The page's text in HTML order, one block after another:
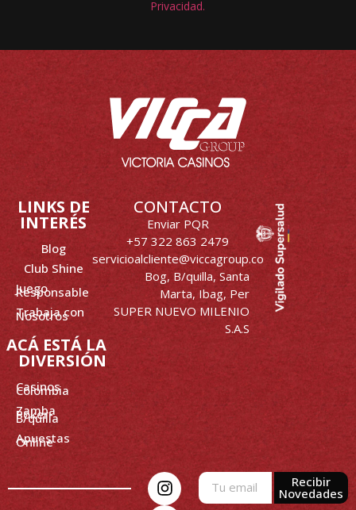
Privacidad.
LINKS DE
INTERÉS
Blog
Club Shine
Juego
Responsable
Trabaja con
Nosotros
ACÁ ESTÁ LA
DIVERSIÓN
Casinos
Colombia
Zamba
Poker-
B/quilla
Apuestas
Online
CONTACTO
Enviar PQR
+57 322 863 2479
servicioalcliente@viccagroup.co
Bog, B/quilla, Santa
Marta, Ibag, Per
SUPER NUEVO MILENIO
S.A.S
Recibir
Novedades